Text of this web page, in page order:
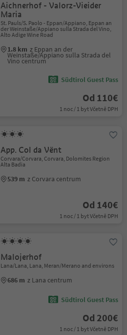
Aichnerhof - Valorz-Vieider
Maria
St. Pauls/S. Paolo - Eppan/Appiano, Eppan an
der Weinstaße/Appiano sulla Strada del Vino,
Alto Adige Wine Road
1.8 km z Eppan an der
Weinstaße/Appiano sulla Strada del
Vino centrum
Südtirol Guest Pass
Od 110€
1 noc / 1 byt Včetně DPH
App. Col da Vënt
Corvara/Corvara, Corvara, Dolomites Region
Alta Badia
539 m z Corvara centrum
Od 140€
1 noc / 1 byt Včetně DPH
Malojerhof
Lana/Lana, Lana, Meran/Merano and environs
686 m z Lana centrum
Südtirol Guest Pass
Od 200€
1 noc / 1 byt Včetně DPH